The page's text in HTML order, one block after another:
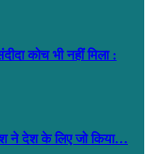
कोच भी नहीं मिला :
ने देश के लिए जो किया…